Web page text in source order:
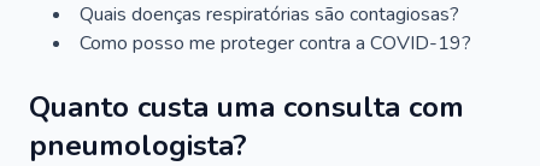
Quais doenças respiratórias são contagiosas?
Como posso me proteger contra a COVID-19?
Quanto custa uma consulta com
pneumologista?